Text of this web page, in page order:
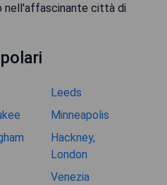
nell'affascinante città di
Leeds
Minneapolis
Hackney,
London
Venezia